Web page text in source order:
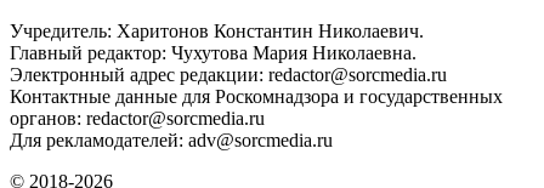
Учредитель: Харитонов Константин Николаевич.
Главный редактор: Чухутова Мария Николаевна.
Электронный адрес редакции: redactor@sorcmedia.ru
Контактные данные для Роскомнадзора и государственных
органов: redactor@sorcmedia.ru
Для рекламодателей: adv@sorcmedia.ru
© 2018-2026